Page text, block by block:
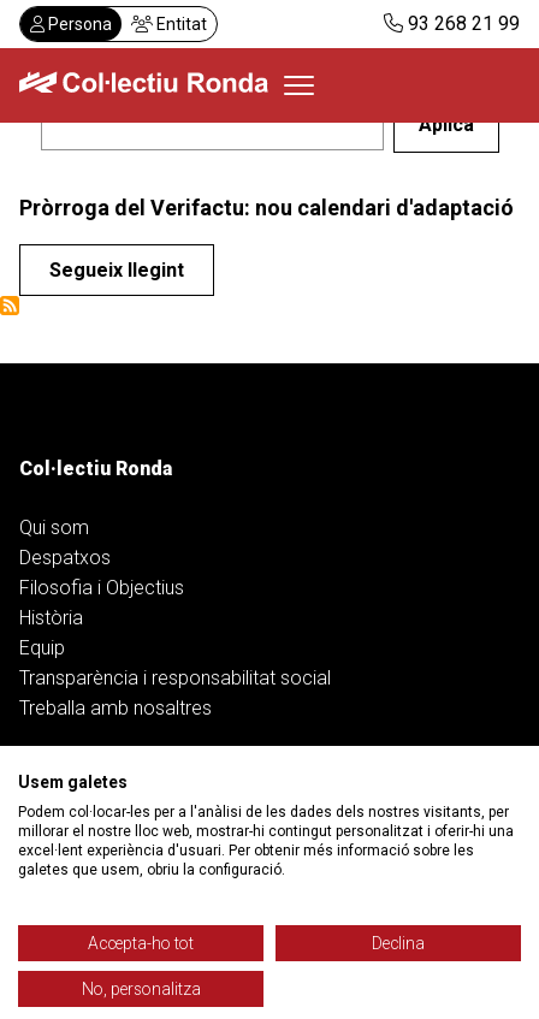
Vés
al
contingut
Persona Entitat 93 268 21 99
Serveis
Actualitat
Despatxos
Abonaments
Pròrroga del Verifactu: nou calendari d'adaptació
Segueix llegint
Col·lectiu Ronda
Qui som
Despatxos
Filosofia i Objectius
Història
Equip
Transparència i responsabilitat social
Treballa amb nosaltres
Treball
Salut i pensions
Habitatge
Funció pública
Dret penal
Usem galetes
Podem col·locar-les per a l'anàlisi de les dades dels nostres visitants, per
millorar el nostre lloc web, mostrar-hi contingut personalitzat i oferir-hi una
excel·lent experiència d'usuari. Per obtenir més informació sobre les
galetes que usem, obriu la configuració.
Accepta-ho tot Declina
No, personalitza